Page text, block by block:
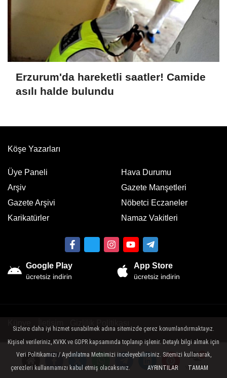
Yorumlar
Erzurum'da hareketli saatler! Camide
asılı halde bulundu
Köşe Yazarları
Üye Paneli
Arşiv
Gazete Arşivi
Karikatürler
Hava Durumu
Gazete Manşetleri
Nöbetci Eczaneler
Namaz Vakitleri
Google Play
ücretsiz indirin
App Store
ücretsiz indirin
Sitemizde bulunan yazı , video, fotoğraf ve haberlerin her hakkı saklıdır.
İzinsiz veya kaynak gösterilemeden kullanılamaz.
Sizlere daha iyi hizmet sunabilmek adına sitemizde çerez konumlandırmaktayız.
Kişisel verileriniz, KVKK ve GDPR kapsamında toplanıp işlenir. Detaylı bilgi almak için
Veri Politikamızı / Aydınlatma Metnimizi inceleyebilirsiniz. Sitemizi kullanarak,
çerezleri kullanmamızı kabul etmiş olacaksınız.
AYRINTILAR TAMAM